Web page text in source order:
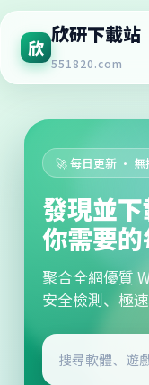
欣
欣研下載站
551820.com
🚀 每日更新 · 無
發現並
你需要
聚合全網優質
安全檢測、極